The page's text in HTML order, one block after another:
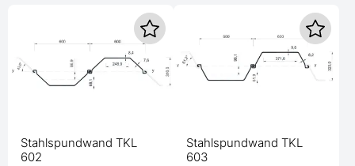
Stahlspundwand TKL
602
Stahlspundwand TKL
603